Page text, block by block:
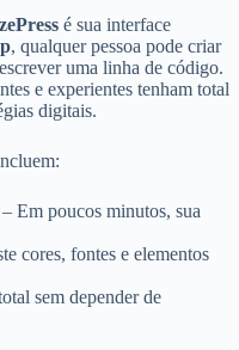
é sua interface
, qualquer pessoa pode criar
uma linha de código.
e experientes tenham total
digitais.
– Em poucos minutos, sua
cores, fontes e elementos
sem depender de